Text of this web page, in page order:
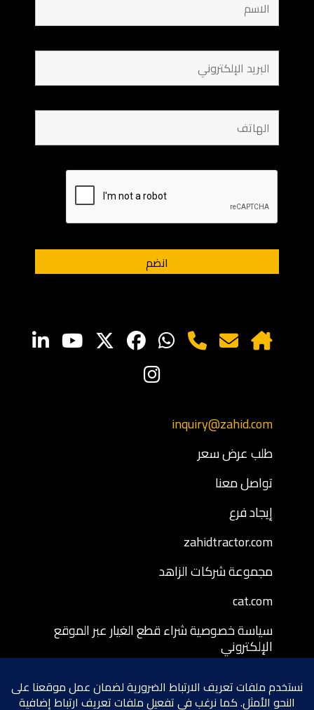
inquiry@zahid.com
طلب عرض سعر
تواصل معنا
إيجاد فرع
zahidtractor.com
مجموعة شركات الزاهد
cat.com
سياسة خصوصية شراء قطع الغيار عبر الموقع
الإلكتروني
الإلكتروني